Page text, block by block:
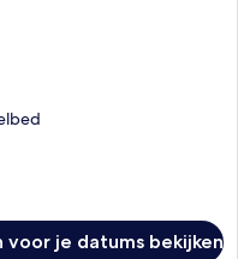
voor je datums bekijken